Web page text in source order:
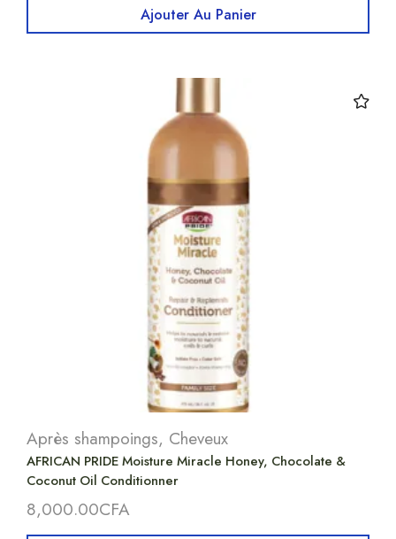
Ajouter Au Panier
Après shampoings, Cheveux
AFRICAN PRIDE Moisture Miracle Honey, Chocolate &
Coconut Oil Conditionner
8,000.00CFA